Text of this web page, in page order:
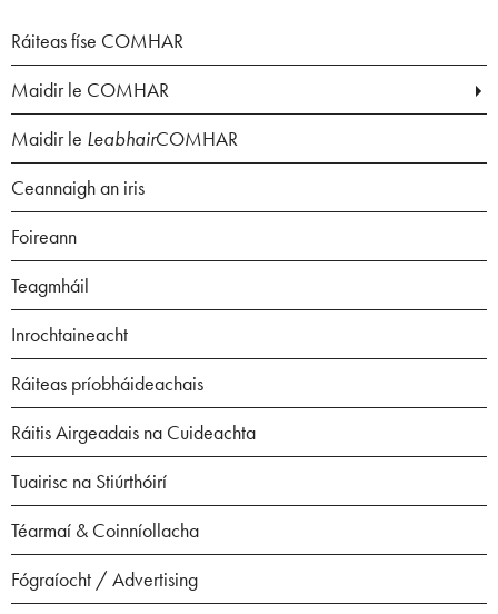
Ráiteas físe COMHAR
Maidir le COMHAR
Maidir le LeabhairCOMHAR
Ceannaigh an iris
Foireann
Teagmháil
Inrochtaineacht
Ráiteas príobháideachais
Ráitis Airgeadais na Cuideachta
Tuairisc na Stiúrthóirí
Téarmaí & Coinníollacha
Fógraíocht / Advertising